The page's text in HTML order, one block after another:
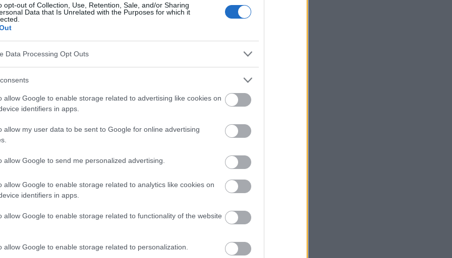
opt-out of Collection, Use, Retention, Sale, and/or Sharing
Data that Is Unrelated with the Purposes for which it
Data Processing Opt Outs
allow Google to enable storage related to advertising like cookies on
identifiers in apps.
allow my user data to be sent to Google for online advertising
allow Google to send me personalized advertising.
allow Google to enable storage related to analytics like cookies on
identifiers in apps.
allow Google to enable storage related to functionality of the website
allow Google to enable storage related to personalization.
die den Herzmuskel stärkt, die Blutzirkulation
Laufen erhöht die Lungenkapazität und
Studien zeigen, dass Menschen, die
("schlechtes Cholesterin") und ein
haben, was das Risiko von Atherosklerose,
ein moderates Tempo, das mehrmals pro
das Herz-Kreislauf-System erheblich
Fitness
die körperliche Fitness zu verbessern.